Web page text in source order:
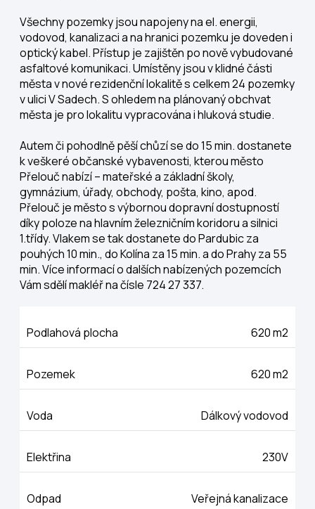
Všechny pozemky jsou napojeny na el. energii,
vodovod, kanalizaci a na hranici pozemku je doveden i
optický kabel. Přístup je zajištěn po nově vybudované
asfaltové komunikaci. Umístěny jsou v klidné části
města v nové rezidenční lokalitě s celkem 24 pozemky
v ulici V Sadech. S ohledem na plánovaný obchvat
města je pro lokalitu vypracována i hluková studie.
Autem či pohodlně pěší chůzí se do 15 min. dostanete
k veškeré občanské vybavenosti, kterou město
Přelouč nabízí – mateřské a základní školy,
gymnázium, úřady, obchody, pošta, kino, apod.
Přelouč je město s výbornou dopravní dostupností
díky poloze na hlavním železničním koridoru a silnici
1.třídy. Vlakem se tak dostanete do Pardubic za
pouhých 10 min., do Kolína za 15 min. a do Prahy za 55
min. Více informací o dalších nabízených pozemcích
Vám sdělí makléř na čísle 724 27 337.
Podlahová plocha 620 m2
Pozemek 620 m2
Voda Dálkový vodovod
Elektřina 230V
Odpad Veřejná kanalizace